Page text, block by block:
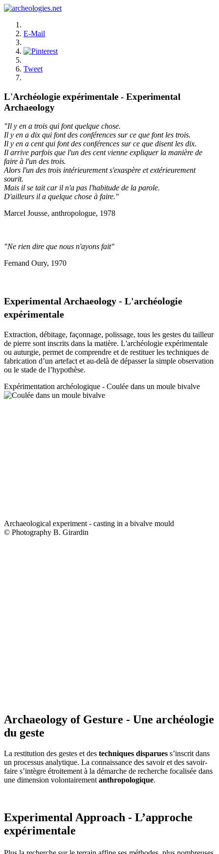
E-Mail
Tweet
L'Archéologie expérimentale - Experimental
Archaeology
"Il y en a trois qui font quelque chose.
Il y en a dix qui font des conférences sur ce que font les trois.
Il y en a cent qui font des conférences sur ce que disent les dix.
Il arrive parfois que l'un des cent vienne expliquer la manière de
faire à l'un des trois.
Alors l'un des trois intérieurement s'exaspère et extérieurement
sourit.
Mais il se tait car il n'a pas l'habitude de la parole.
D'ailleurs il a quelque chose à faire."
Marcel Jousse, anthropologue, 1978
"Ne rien dire que nous n'ayons fait"
Fernand Oury, 1970
Experimental Archaeology - L'archéologie
expérimentale
Extraction, débitage, façonnage, polissage, tous les gestes du tailleur
de pierre sont inscrits dans la matière. L'archéologie expérimentale
ou auturgie, permet de comprendre et de restituer les techniques de
fabrication d’un artefact et au-delà de dépasser la simple observation
ou le stade de l’hypothèse.
Expérimentation archéologique - Coulée dans un moule bivalve
Archaeological experiment - casting in a bivalve mould
© Photography B. Girardin
Archaeology of Gesture - Une archéologie
du geste
La restitution des gestes et des techniques disparues s’inscrit dans
un processus analytique. La connaissance des savoir et des savoir-
faire s’intègre étroitement à la démarche de recherche focalisée dans
une dimension volontairement anthropologique.
Experimental Approach - L’approche
expérimentale